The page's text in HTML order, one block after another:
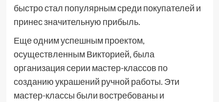
быстро стал популярным среди покупателей и
принес значительную прибыль.
Еще одним успешным проектом,
осуществленным Викторией, была
организация серии мастер-классов по
созданию украшений ручной работы. Эти
мастер-классы были востребованы и